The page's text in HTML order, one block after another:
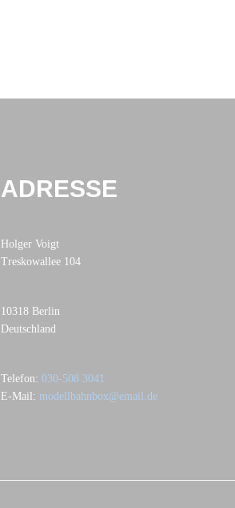
ADRESSE
Holger Voigt
Treskowallee 104
10318 Berlin
Deutschland
Telefon:030-508 3041
E-Mail: modellbahnbox@email.de